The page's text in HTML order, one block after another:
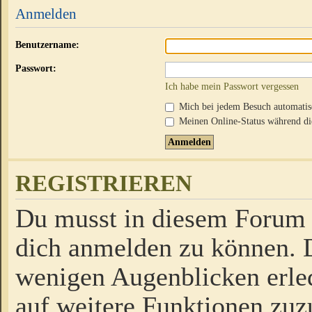
Anmelden
Benutzername:
Passwort:
Ich habe mein Passwort vergessen
Mich bei jedem Besuch
Meinen Online-Status während
REGISTRIEREN
Du musst in diesem
dich anmelden zu
wenigen Augenblicken
auf weitere Funktionen